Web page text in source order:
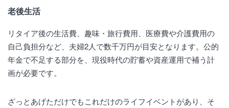
老後生活
リタイア後の生活費、趣味・旅行費用、医療費や介護費用の
自己負担分など、夫婦2人で数千万円が目安となります。公的
年金で不足する部分を、現役時代の貯蓄や資産運用で補う計
画が必要です。
ざっとあげただけでもこれだけのライフイベントがあり、そ